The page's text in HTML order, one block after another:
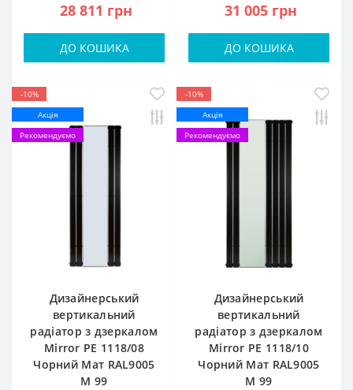
28 811 грн
ДО КОШИКА
31 005 грн
ДО КОШИКА
-10%
Акція
Рекомендуємо
Дизайнерський
вертикальний
радіатор з дзеркалом
Mirror PE 1118/08
Чорний Мат RAL9005
М 99
-10%
Акція
Рекомендуємо
Дизайнерський
вертикальний
радіатор з дзеркалом
Mirror PE 1118/10
Чорний Мат RAL9005
М 99